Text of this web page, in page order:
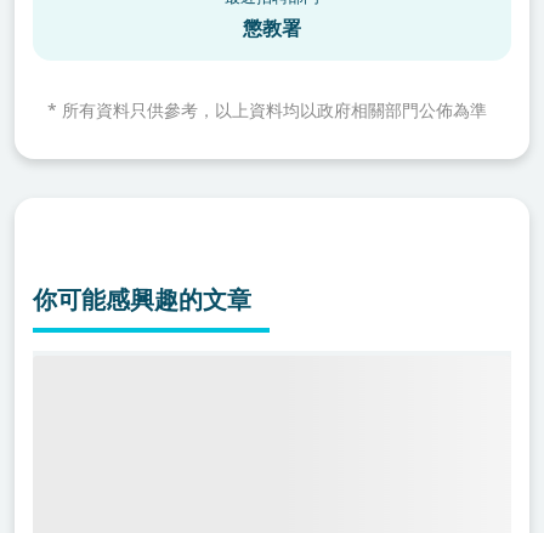
懲教署
* 所有資料只供參考，以上資料均以政府相關部門公佈為準
你可能感興趣的文章